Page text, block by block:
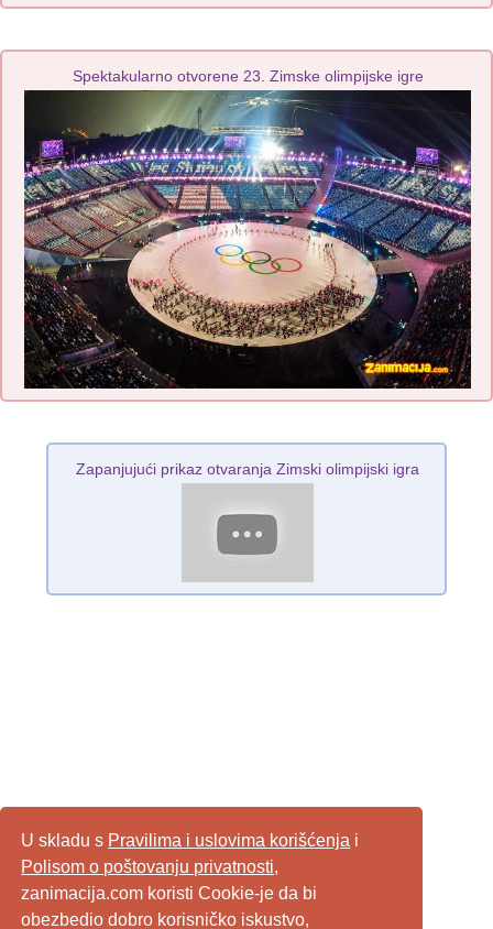
U skladu s Pravilima i uslovima korišćenja i
Polisom o poštovanju privatnosti,
zanimacija.com koristi Cookie-je da bi
obezbedio dobro korisničko iskustvo,
Spektakularno otvorene 23. Zimske olimpijske igre
Zapanjujući prikaz otvaranja Zimski olimpijski igra